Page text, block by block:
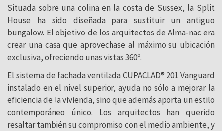
Situada sobre una colina en la costa de Sussex, la Split
House ha sido diseñada para sustituir un antiguo
bungalow. El objetivo de los arquitectos de Alma-nac era
crear una casa que aprovechase al máximo su ubicación
exclusiva, ofreciendo unas vistas 360º.
El sistema de fachada ventilada CUPACLAD® 201 Vanguard
instalado en el nivel superior, ayuda no sólo a mejorar la
eficiencia de la vivienda, sino que además aporta un estilo
contemporáneo único. Los arquitectos han querido
resaltar también su compromiso con el medio ambiente, y